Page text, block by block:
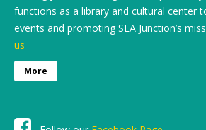
functions as a library and cultural center
events and promoting SEA Junction’s
us
More